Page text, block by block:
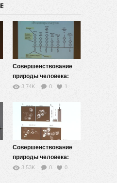
Совершенствование
природы человека:
жизнь без старости? —
3.74K 0 1
Совершенствование
природы человека:
жизнь без старости? —
3.53K 0 0